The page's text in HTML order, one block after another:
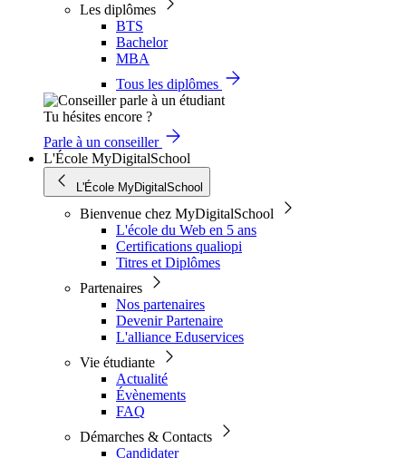
Les diplômes
BTS
Bachelor
MBA
Tous les diplômes
Tu hésites encore ?
Parle à un conseiller
L'École MyDigitalSchool
L'École MyDigitalSchool
Bienvenue chez MyDigitalSchool
L'école du Web en 5 ans
Certifications qualiopi
Titres et Diplômes
Partenaires
Nos partenaires
Devenir Partenaire
L'alliance Eduservices
Vie étudiante
Actualité
Évènements
FAQ
Démarches & Contacts
Candidater